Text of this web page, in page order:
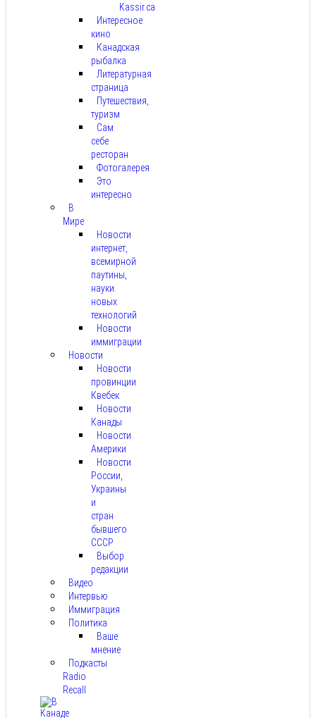
Kassir.ca
Интересное
кино
Канадская
рыбалка
Литературная
страница
Путешествия,
туризм
Сам
себе
ресторан
Фотогалерея
Это
интересно
В
Мире
Новости
интернет,
всемирной
паутины,
науки.
новых
технологий
Новости
иммиграции
Новости
Новости
провинции
Квебек
Новости
Канады
Новости
Америки
Новости
России,
Украины
и
стран
бывшего
СССР
Выбор
редакции
Видео
Интервью
Иммиграция
Политика
Ваше
мнение
Подкасты
Radio
Recall